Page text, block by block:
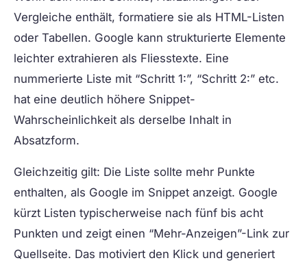
Vergleiche enthält, formatiere sie als HTML-Listen
oder Tabellen. Google kann strukturierte Elemente
leichter extrahieren als Fliesstexte. Eine
nummerierte Liste mit “Schritt 1:”, “Schritt 2:” etc.
hat eine deutlich höhere Snippet-
Wahrscheinlichkeit als derselbe Inhalt in
Absatzform.
Gleichzeitig gilt: Die Liste sollte mehr Punkte
enthalten, als Google im Snippet anzeigt. Google
kürzt Listen typischerweise nach fünf bis acht
Punkten und zeigt einen “Mehr-Anzeigen”-Link zur
Quellseite. Das motiviert den Klick und generiert